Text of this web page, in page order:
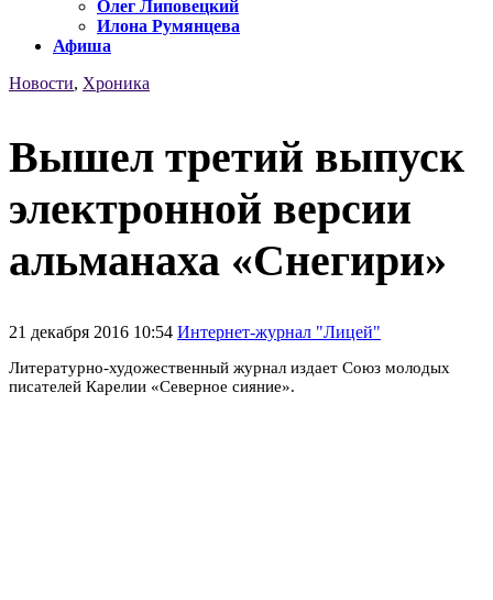
Олег Липовецкий
Илона Румянцева
Афиша
Новости, Хроника
Вышел третий выпуск
электронной версии
альманаха «Снегири»
21 декабря 2016 10:54 Интернет-журнал "Лицей"
Литературно-художественный журнал издает Союз молодых
писателей Карелии «Северное сияние».